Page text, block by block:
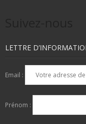
LETTRE
Email :
Prénom :